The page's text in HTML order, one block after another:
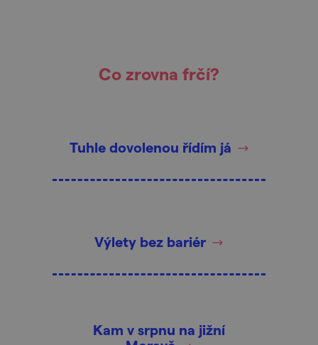
Co zrovna frčí?
Tuhle dovolenou řídím já
Výlety bez bariér
Kam v srpnu na jižní